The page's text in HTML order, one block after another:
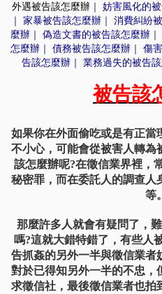
外遇被告該怎麼辦 妨害風化的
家暴被告該怎麼辦 消費糾紛
麼辦
偽造文書的被告該怎麼辦
怎麼辦
債務被告該怎麼辦 傷
告該怎麼辦
業務過失的被告
被告該
如果你在外面偷吃或是有正當
不小心，可能會從被害人轉為
該怎麼辦呢?在徵信業界裡，
秘密罪，而在委託人的調查人
等。
那麼許多人就會有疑問了，
嗎?這就大錯特錯了，有些人
告抓姦的另外一半與徵信業者
對於已得知另外一半的不忠，
求徵信社，最後徵信業者也拍